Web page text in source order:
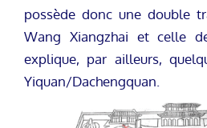
possède donc une double
Wang Xiangzhai et celle
explique, par ailleurs,
Yiquan/Dachengquan.